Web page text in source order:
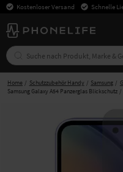
Kostenloser Versand Schnelle
Home Schutzzubehör Handy Samsung
Samsung Galaxy A54 Panzerglas Blickschutz